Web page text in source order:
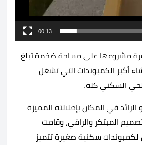
00:13
مشروعها على مساحة ضخمة تبلغ
أكبر الكمبوندات التي تشغل
السكني كله.
في المكان بإطلالته المميزة
المبتكر والراقي، وقامت
سكنية صغيرة تتميز